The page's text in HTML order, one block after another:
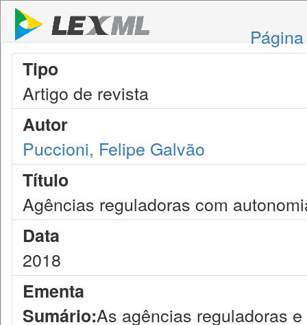
Tipo
Artigo de revista
Autor
Puccioni, Felipe Galvão
Título
Agências reguladoras com
Data
2018
Ementa
Sumário:As agências reguladoras